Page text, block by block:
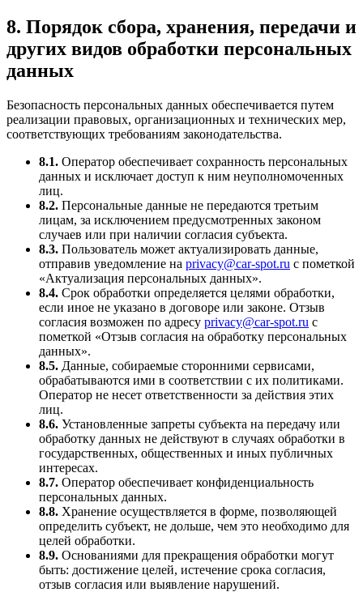
8. Порядок сбора, хранения, передачи и
других видов обработки персональных
данных
Безопасность персональных данных обеспечивается путем
реализации правовых, организационных и технических мер,
соответствующих требованиям законодательства.
8.1. Оператор обеспечивает сохранность персональных
данных и исключает доступ к ним неуполномоченных
лиц.
8.2. Персональные данные не передаются третьим
лицам, за исключением предусмотренных законом
случаев или при наличии согласия субъекта.
8.3. Пользователь может актуализировать данные,
отправив уведомление на privacy@car-spot.ru с пометкой
«Актуализация персональных данных».
8.4. Срок обработки определяется целями обработки,
если иное не указано в договоре или законе. Отзыв
согласия возможен по адресу privacy@car-spot.ru с
пометкой «Отзыв согласия на обработку персональных
данных».
8.5. Данные, собираемые сторонними сервисами,
обрабатываются ими в соответствии с их политиками.
Оператор не несет ответственности за действия этих
лиц.
8.6. Установленные запреты субъекта на передачу или
обработку данных не действуют в случаях обработки в
государственных, общественных и иных публичных
интересах.
8.7. Оператор обеспечивает конфиденциальность
персональных данных.
8.8. Хранение осуществляется в форме, позволяющей
определить субъект, не дольше, чем это необходимо для
целей обработки.
8.9. Основаниями для прекращения обработки могут
быть: достижение целей, истечение срока согласия,
отзыв согласия или выявление нарушений.